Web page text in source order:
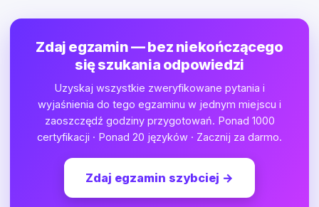
Zdaj egzamin — bez niekończącego
się szukania odpowiedzi
Uzyskaj wszystkie zweryfikowane pytania i
wyjaśnienia do tego egzaminu w jednym miejscu i
zaoszczędź godziny przygotowań. Ponad 1000
certyfikacji · Ponad 20 języków · Zacznij za darmo.
Zdaj egzamin szybciej →